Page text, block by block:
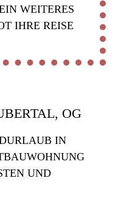
WEITERES
IHRE REISE
OG
IN D
Z
UND L